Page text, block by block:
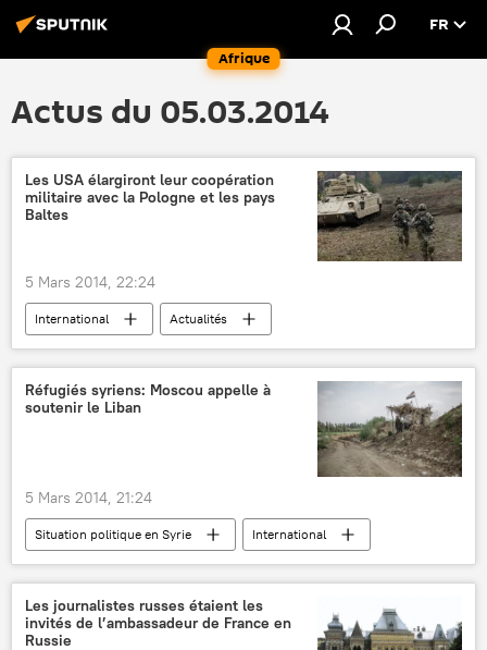
Afrique
FR
Actus du 05.03.2014
Les USA élargiront leur coopération
militaire avec la Pologne et les pays
Baltes
5 Mars 2014, 22:24
International Actualités
Réfugiés syriens: Moscou appelle à
soutenir le Liban
5 Mars 2014, 21:24
Situation politique en Syrie
International
Actualités
Situation en Syrie (2014)
Les journalistes russes étaient les
invités de l’ambassadeur de France en
Russie